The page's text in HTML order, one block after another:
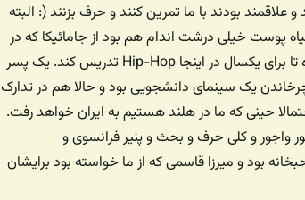
بودند با ما تمرین کنند و حرف بزنند (: البته
پوست خیلی درشت اندام هم بود از جامائیکا که در
آمریکا و اروپا DJ بوده و حالا به هلند آمده تا برای یکسال در اینجا Hip-Hop تدریس کند. یک پسر
دهه ۷۰ که مسوول چرخاندن یک سینمای دانشجویی بود و حالا هم در تدارک
حینی که ما در هلند هستیم به ایران خواهد رفت.
واجور و کلی حرف و بحث و پنیر فرانسوی و
بود و میرزا قاسمی که از ما خواسته بود برایشان